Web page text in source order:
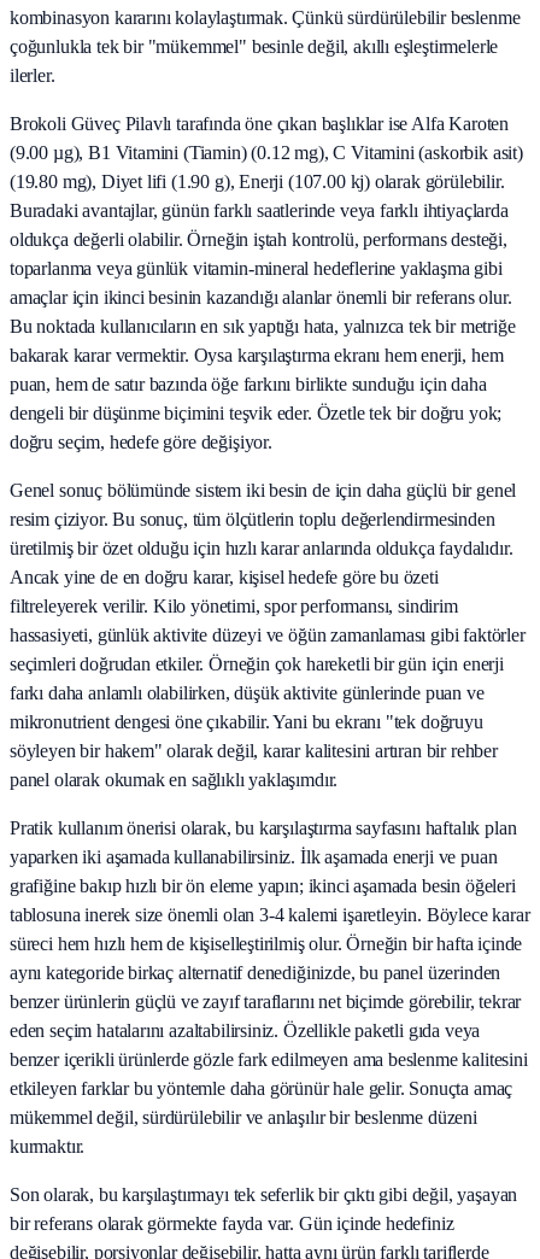
kombinasyon kararını kolaylaştırmak. Çünkü sürdürülebilir beslenme
çoğunlukla tek bir "mükemmel" besinle değil, akıllı eşleştirmelerle
ilerler.
Brokoli Güveç Pilavlı tarafında öne çıkan başlıklar ise Alfa Karoten
(9.00 µg), B1 Vitamini (Tiamin) (0.12 mg), C Vitamini (askorbik asit)
(19.80 mg), Diyet lifi (1.90 g), Enerji (107.00 kj) olarak görülebilir.
Buradaki avantajlar, günün farklı saatlerinde veya farklı ihtiyaçlarda
oldukça değerli olabilir. Örneğin iştah kontrolü, performans desteği,
toparlanma veya günlük vitamin-mineral hedeflerine yaklaşma gibi
amaçlar için ikinci besinin kazandığı alanlar önemli bir referans olur.
Bu noktada kullanıcıların en sık yaptığı hata, yalnızca tek bir metriğe
bakarak karar vermektir. Oysa karşılaştırma ekranı hem enerji, hem
puan, hem de satır bazında öğe farkını birlikte sunduğu için daha
dengeli bir düşünme biçimini teşvik eder. Özetle tek bir doğru yok;
doğru seçim, hedefe göre değişiyor.
Genel sonuç bölümünde sistem iki besin de için daha güçlü bir genel
resim çiziyor. Bu sonuç, tüm ölçütlerin toplu değerlendirmesinden
üretilmiş bir özet olduğu için hızlı karar anlarında oldukça faydalıdır.
Ancak yine de en doğru karar, kişisel hedefe göre bu özeti
filtreleyerek verilir. Kilo yönetimi, spor performansı, sindirim
hassasiyeti, günlük aktivite düzeyi ve öğün zamanlaması gibi faktörler
seçimleri doğrudan etkiler. Örneğin çok hareketli bir gün için enerji
farkı daha anlamlı olabilirken, düşük aktivite günlerinde puan ve
mikronutrient dengesi öne çıkabilir. Yani bu ekranı "tek doğruyu
söyleyen bir hakem" olarak değil, karar kalitesini artıran bir rehber
panel olarak okumak en sağlıklı yaklaşımdır.
Pratik kullanım önerisi olarak, bu karşılaştırma sayfasını haftalık plan
yaparken iki aşamada kullanabilirsiniz. İlk aşamada enerji ve puan
grafiğine bakıp hızlı bir ön eleme yapın; ikinci aşamada besin öğeleri
tablosuna inerek size önemli olan 3-4 kalemi işaretleyin. Böylece karar
süreci hem hızlı hem de kişiselleştirilmiş olur. Örneğin bir hafta içinde
aynı kategoride birkaç alternatif denediğinizde, bu panel üzerinden
benzer ürünlerin güçlü ve zayıf taraflarını net biçimde görebilir, tekrar
eden seçim hatalarını azaltabilirsiniz. Özellikle paketli gıda veya
benzer içerikli ürünlerde gözle fark edilmeyen ama beslenme kalitesini
etkileyen farklar bu yöntemle daha görünür hale gelir. Sonuçta amaç
mükemmel değil, sürdürülebilir ve anlaşılır bir beslenme düzeni
kurmaktır.
Son olarak, bu karşılaştırmayı tek seferlik bir çıktı gibi değil, yaşayan
bir referans olarak görmekte fayda var. Gün içinde hedefiniz
değişebilir, porsiyonlar değişebilir, hatta aynı ürün farklı tariflerde